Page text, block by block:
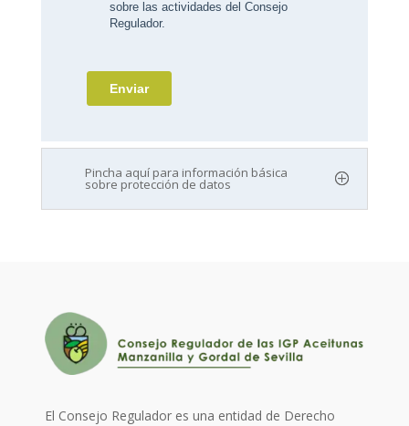
Pincha aquí para información básica
sobre protección de datos
El Consejo Regulador es una entidad de Derecho